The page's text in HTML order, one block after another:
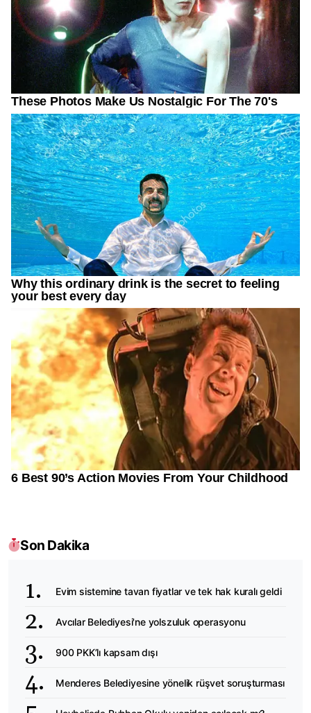
Son Dakika
Evim sistemine tavan fiyatlar ve tek hak kuralı geldi
Avcılar Belediyesi'ne yolszuluk operasyonu
900 PKK’lı kapsam dışı
Menderes Belediyesine yönelik rüşvet soruşturması